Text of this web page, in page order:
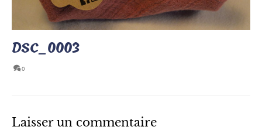
DSC_0003
0
Laisser un commentaire